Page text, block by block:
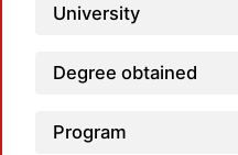
University
Degree obtained
Program